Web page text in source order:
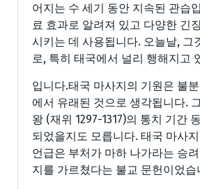
어지는 수 세기 동안 지속된 관습
료 효과로 알려져 있고 다양한 긴
시키는 데 사용됩니다. 오늘날, 그
로, 특히 태국에서 널리 행해지고
입니다.태국 마사지의 기원은 불
에서 유래된 것으로 생각됩니다.
왕 (재위 1297-1317)의 통치 기간
되었을지도 모릅니다. 태국 마사
언급은 부처가 마하 나가라는 승
지를 가르쳤다는 불교 문헌이었습